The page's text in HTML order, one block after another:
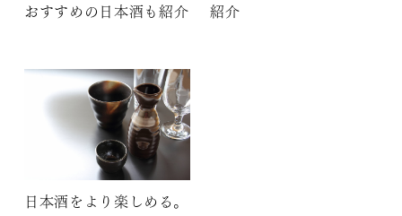
おすすめの日本酒も紹介
紹介
日本酒をより楽しめる。